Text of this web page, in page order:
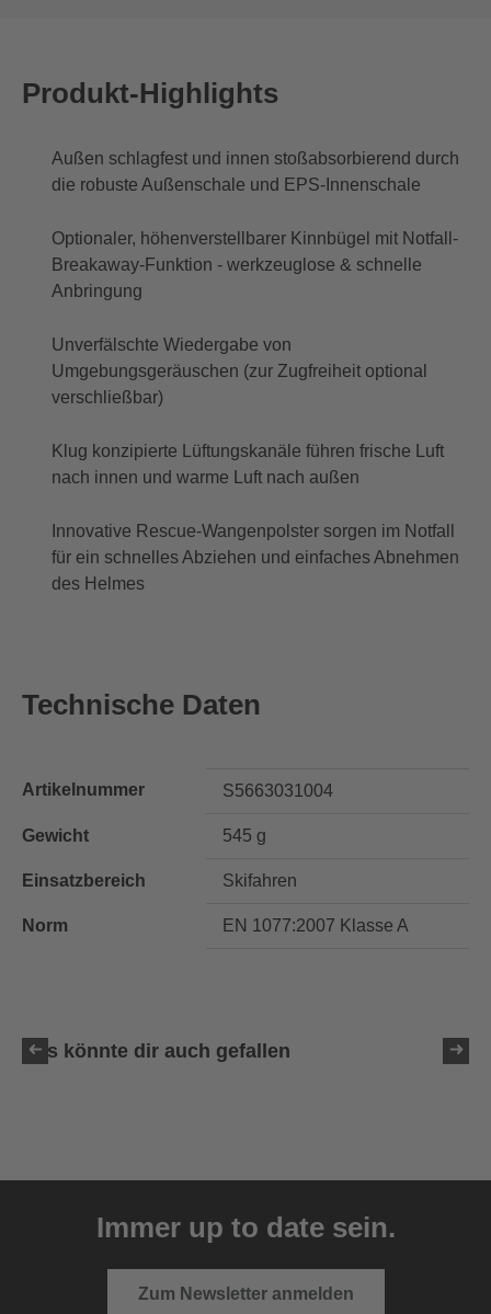
Produkt-Highlights
Außen schlagfest und innen stoßabsorbierend durch
die robuste Außenschale und EPS-Innenschale
Optionaler, höhenverstellbarer Kinnbügel mit Notfall-
Breakaway-Funktion - werkzeuglose & schnelle
Anbringung
Unverfälschte Wiedergabe von
Umgebungsgeräuschen (zur Zugfreiheit optional
verschließbar)
Klug konzipierte Lüftungskanäle führen frische Luft
nach innen und warme Luft nach außen
Innovative Rescue-Wangenpolster sorgen im Notfall
für ein schnelles Abziehen und einfaches Abnehmen
des Helmes
Technische Daten
Artikelnummer S5663031004
Gewicht 545 g
Einsatzbereich Skifahren
Norm EN 1077:2007 Klasse A
Das könnte dir auch gefallen
4 FarbvariantenImmer up to date sein.
Zum Newsletter anmelden